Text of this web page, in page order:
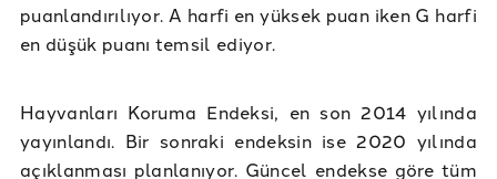
puanlandırılıyor. A harfi en yüksek puan iken G harfi
en düşük puanı temsil ediyor.
Hayvanları Koruma Endeksi, en son 2014 yılında
yayınlandı. Bir sonraki endeksin ise 2020 yılında
açıklanması planlanıyor. Güncel endekse göre tüm